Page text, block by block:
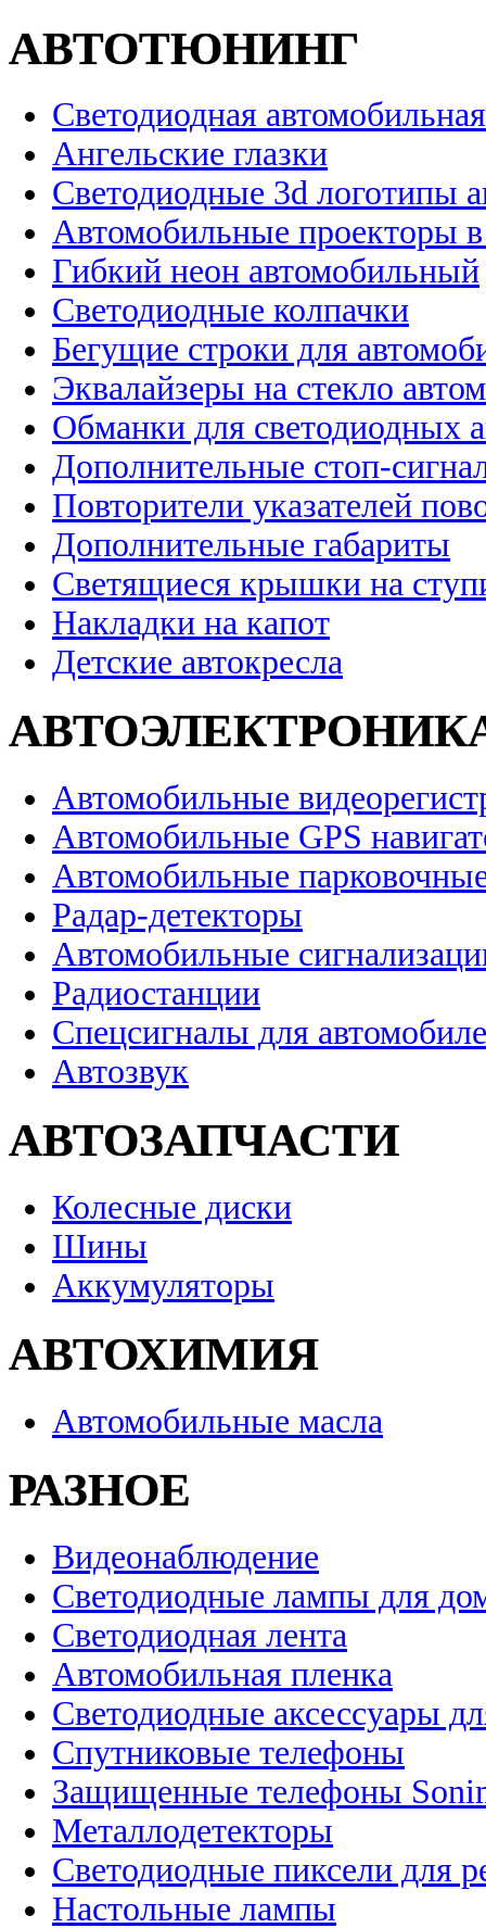
АВТОТЮНИНГ
Светодиодная
Ангельские глазки
Светодиодные 3d логотипы
Автомобильные проекторы
Гибкий неон автомобильный
Светодиодные колпачки
Бегущие строки для
Эквалайзеры на стекло
Обманки для светодиодных
Дополнительные стоп-
Повторители указателей
Дополнительные габариты
Светящиеся крышки на
Накладки на капот
Детские автокресла
Автомобильные
Автомобильные GPS
Автомобильные
Радар-детекторы
Автомобильные
Радиостанции
Спецсигналы для
Автозвук
АВТОЗАПЧАСТИ
Колесные диски
Шины
Аккумуляторы
АВТОХИМИЯ
Автомобильные масла
РАЗНОЕ
Видеонаблюдение
Светодиодные лампы для
Светодиодная лента
Автомобильная пленка
Светодиодные аксессуары
Спутниковые телефоны
Защищенные телефоны
Металлодетекторы
Светодиодные пиксели для
Настольные лампы